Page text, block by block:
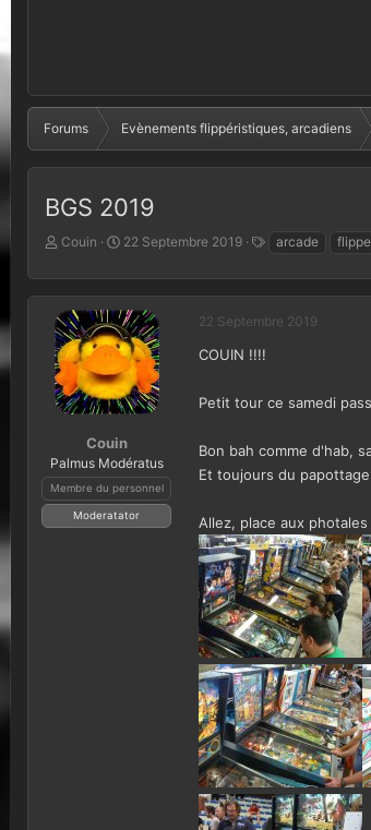
Forums Evènements flippéristiques, arcadiens
BGS 2019
A
t
e
u
r
d
e
l
a
s
c
Couin
D
t
e
d
e
d
é
b
u
22 Septembre 2019
g
s
arcade
Couin
Palmus Modératus
Membre du personnel
Moderatator
22 Septembre 2019
COUIN !!!!
Petit tour ce samedi
Bon bah comme d'hab,
Et toujours du
Allez, place aux photales